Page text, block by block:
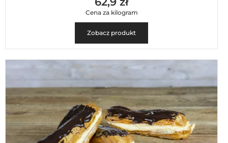
Cena za kilogram
Zobacz produkt